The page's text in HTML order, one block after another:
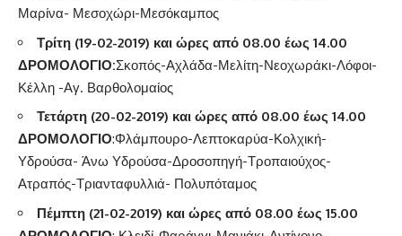
Μαρίνα- Μεσοχώρι-Μεσόκαμπος
Τρίτη (19-02-2019) και ώρες από 08.00 έως 14.00
ΔΡΟΜΟΛΟΓΙΟ:Σκοπός-Αχλάδα-Μελίτη-Νεοχωράκι-Λόφοι-
Κέλλη -Αγ. Βαρθολομαίος
Τετάρτη (20-02-2019) και ώρες από 08.00 έως 14.00
ΔΡΟΜΟΛΟΓΙΟ:Φλάμπουρο-Λεπτοκαρύα-Κολχική-
Υδρούσα- Άνω Υδρούσα-Δροσοπηγή-Τροπαιούχος-
Ατραπός-Τριανταφυλλιά- Πολυπόταμος
Πέμπτη (21-02-2019) και ώρες από 08.00 έως 15.00